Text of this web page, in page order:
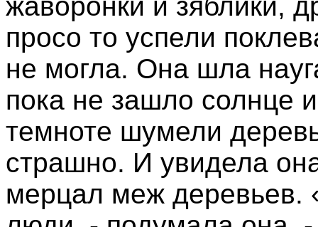
просо то успели
не могла. Она шла
пока не зашло солнце
темноте шумели
страшно. И увидела
мерцал меж деревьев.